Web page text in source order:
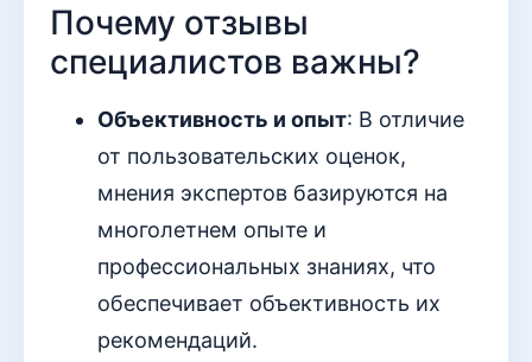
Почему отзывы
специалистов важны?
Объективность и опыт: В отличие
от пользовательских оценок,
мнения экспертов базируются на
многолетнем опыте и
профессиональных знаниях, что
обеспечивает объективность их
рекомендаций.